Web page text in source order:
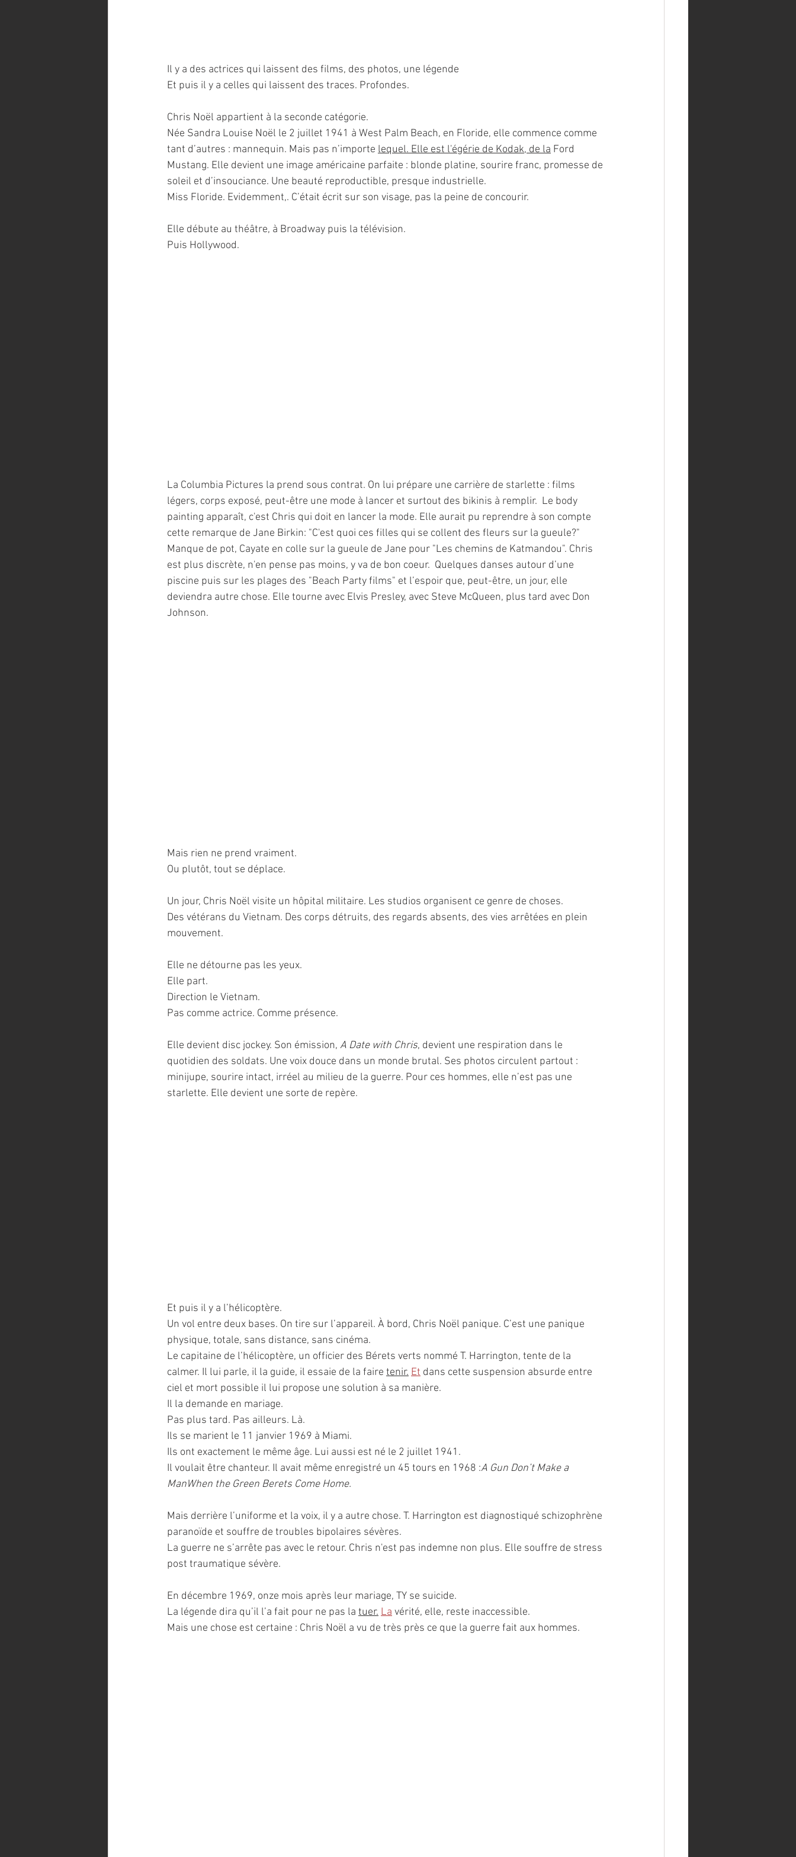
Il y a des actrices qui laissent des films, des photos, une légende
Et puis il y a celles qui laissent des traces. Profondes.
Chris Noël appartient à la seconde catégorie.
Née Sandra Louise Noël le 2 juillet 1941 à West Palm Beach, en Floride, elle commence comme
tant d’autres : mannequin. Mais pas n’importe lequel. Elle est l'égérie de Kodak, de la Ford
Mustang. Elle devient une image américaine parfaite : blonde platine, sourire franc, promesse de
soleil et d’insouciance. Une beauté reproductible, presque industrielle.
Miss Floride. Evidemment,. C’était écrit sur son visage, pas la peine de concourir.
Elle débute au théâtre, à Broadway puis la télévision.
Puis Hollywood.
La Columbia Pictures la prend sous contrat. On lui prépare une carrière de starlette : films
légers, corps exposé, peut-être une mode à lancer et surtout des bikinis à remplir.  Le body
painting apparaît, c'est Chris qui doit en lancer la mode. Elle aurait pu reprendre à son compte
cette remarque de Jane Birkin: "C'est quoi ces filles qui se collent des fleurs sur la gueule?"
Manque de pot, Cayate en colle sur la gueule de Jane pour "Les chemins de Katmandou". Chris
est plus discrète, n'en pense pas moins, y va de bon coeur.  Quelques danses autour d’une
piscine puis sur les plages des "Beach Party films" et l’espoir que, peut-être, un jour, elle
deviendra autre chose. Elle tourne avec Elvis Presley, avec Steve McQueen, plus tard avec Don
Johnson.
Mais rien ne prend vraiment.
Ou plutôt, tout se déplace.
Un jour, Chris Noël visite un hôpital militaire. Les studios organisent ce genre de choses.
Des vétérans du Vietnam. Des corps détruits, des regards absents, des vies arrêtées en plein
mouvement.
Elle ne détourne pas les yeux.
Elle part.
Direction le Vietnam.
Pas comme actrice. Comme présence.
Elle devient disc jockey. Son émission, A Date with Chris, devient une respiration dans le
quotidien des soldats. Une voix douce dans un monde brutal. Ses photos circulent partout :
minijupe, sourire intact, irréel au milieu de la guerre. Pour ces hommes, elle n’est pas une
starlette. Elle devient une sorte de repère.
Et puis il y a l’hélicoptère.
Un vol entre deux bases. On tire sur l’appareil. À bord, Chris Noël panique. C’est une panique
physique, totale, sans distance, sans cinéma.
Le capitaine de l’hélicoptère, un officier des Bérets verts nommé T. Harrington, tente de la
calmer. Il lui parle, il la guide, il essaie de la faire tenir. Et dans cette suspension absurde entre
ciel et mort possible il lui propose une solution à sa manière.
Il la demande en mariage.
Pas plus tard. Pas ailleurs. Là.
Ils se marient le 11 janvier 1969 à Miami.
Ils ont exactement le même âge. Lui aussi est né le 2 juillet 1941.
Il voulait être chanteur. Il avait même enregistré un 45 tours en 1968 :A Gun Don’t Make a
ManWhen the Green Berets Come Home.
Mais derrière l’uniforme et la voix, il y a autre chose. T. Harrington est diagnostiqué schizophrène
paranoïde et souffre de troubles bipolaires sévères.
La guerre ne s’arrête pas avec le retour. Chris n'est pas indemne non plus. Elle souffre de stress
post traumatique sévère.
En décembre 1969, onze mois après leur mariage, TY se suicide.
La légende dira qu’il l’a fait pour ne pas la tuer. La vérité, elle, reste inaccessible.
Mais une chose est certaine : Chris Noël a vu de très près ce que la guerre fait aux hommes.